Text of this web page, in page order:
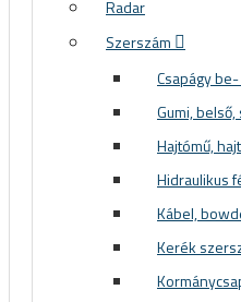
CIPŐK
Radar
Szerszám
Csapágy
Gumi,
Hajtómű,
Hidraulikus
Kábel,
Kerék